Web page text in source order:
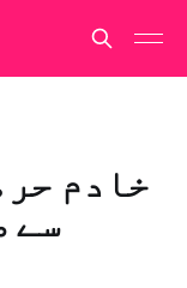
خادم
سے